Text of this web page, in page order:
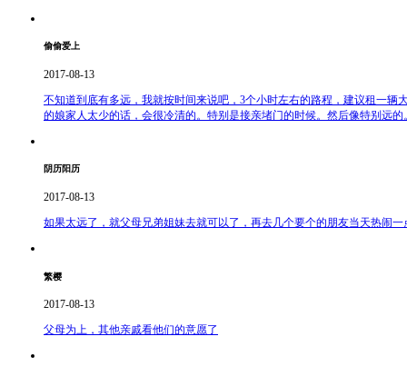
偷偷爱上
2017-08-13
不知道到底有多远，我就按时间来说吧，3个小时左右的路程，建议租一
的娘家人太少的话，会很冷清的。特别是接亲堵门的时候。然后像特别远
阴历阳历
2017-08-13
如果太远了，就父母兄弟姐妹去就可以了，再去几个要个的朋友当天热闹一
繁樱
2017-08-13
父母为上，其他亲戚看他们的意愿了